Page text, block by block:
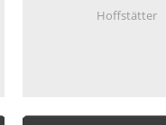
Hoffstätter